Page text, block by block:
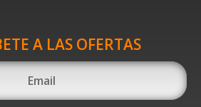
A LAS OFERTAS